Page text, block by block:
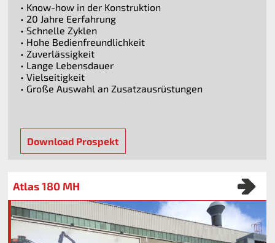
• Know-how in der Konstruktion
• 20 Jahre Eerfahrung
• Schnelle Zyklen
• Hohe Bedienfreundlichkeit
• Zuverlässigkeit
• Lange Lebensdauer
• Vielseitigkeit
• Große Auswahl an Zusatzausrüstungen
Download Prospekt
Atlas 180 MH